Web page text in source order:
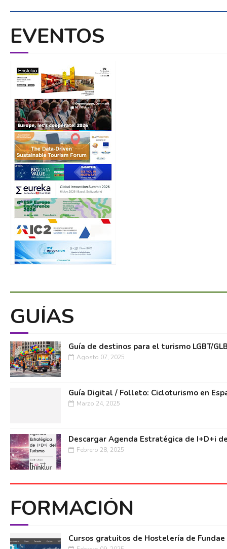
EVENTOS
GUÍAS
Guía de destinos para el turismo LGBT/
Agosto 07, 2025
Guía Digital / Folleto: Cicloturismo en
Marzo 24, 2025
Descargar Agenda Estratégica de I+D+i
Febrero 28, 2025
FORMACIÓN
Cursos gratuitos de Hostelería de Fundae